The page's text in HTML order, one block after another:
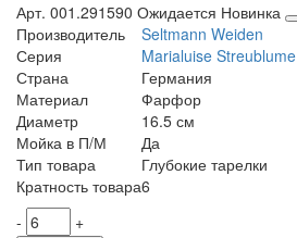
Арт. 001.291590 Ожидается Новинка
Производитель
Seltmann Weiden
Серия
Marialuise Streublume
Страна
Германия
Материал
Фарфор
Диаметр
16.5 см
Мойка в П/М
Да
Тип товара
Глубокие тарелки
Кратность товара6
-
+